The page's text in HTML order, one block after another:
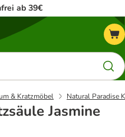
ab 39€
& Kratzmöbel Natural Paradise
Jasmine